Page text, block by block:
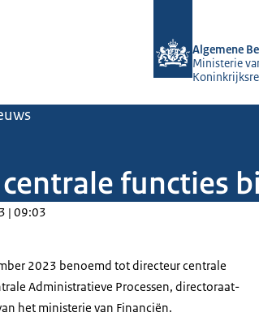
Algemene
Ministerie
functies
| 09:03
2023 benoemd tot directeur centrale
Administratieve Processen, directoraat-
het ministerie van Financiën.